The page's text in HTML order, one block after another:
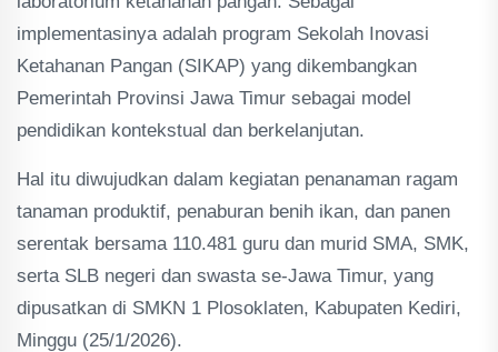
implementasinya adalah program Sekolah Inovasi
Ketahanan Pangan (SIKAP) yang dikembangkan
Pemerintah Provinsi Jawa Timur sebagai model
pendidikan kontekstual dan berkelanjutan.
Hal itu diwujudkan dalam kegiatan penanaman ragam
tanaman produktif, penaburan benih ikan, dan panen
serentak bersama 110.481 guru dan murid SMA, SMK,
serta SLB negeri dan swasta se-Jawa Timur, yang
dipusatkan di SMKN 1 Plosoklaten, Kabupaten Kediri,
Minggu (25/1/2026).